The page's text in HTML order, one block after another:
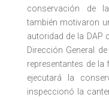
conservación de
también motivaron
autoridad de la DAP
Dirección General
representantes de la
ejecutará la
inspeccionó la